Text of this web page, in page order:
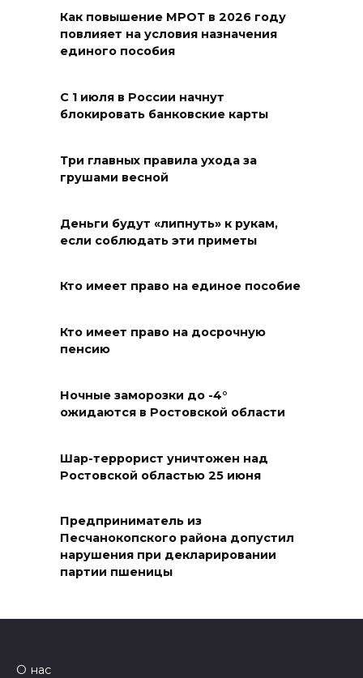
женщине с ребенком на
трассе М-4 «Дон»
В Батайске в заброшенном
замыкание
Учиться, чтобы работать
07 августа 2026 14:28
новому «Метеору» присвоили
имя «Андрей Байков»
Миграционная ситуация на
Дону
Как повышение МРОТ в 2026 году
повлияет на условия назначения
единого пособия
С 1 июля в России начнут
блокировать банковские карты
Три главных правила ухода за
грушами весной
Деньги будут «липнуть» к рукам,
если соблюдать эти приметы
Кто имеет право на единое пособие
Кто имеет право на досрочную
пенсию
Ночные заморозки до -4°
ожидаются в Ростовской области
Шар-террорист уничтожен над
Ростовской областью 25 июня
Предприниматель из
Песчанокопского района допустил
нарушения при декларировании
партии пшеницы
О нас